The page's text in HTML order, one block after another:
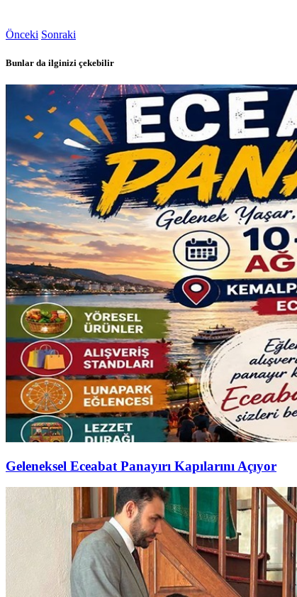
Önceki Sonraki
Bunlar da ilginizi çekebilir
Geleneksel Eceabat Panayırı Kapılarını Açıyor